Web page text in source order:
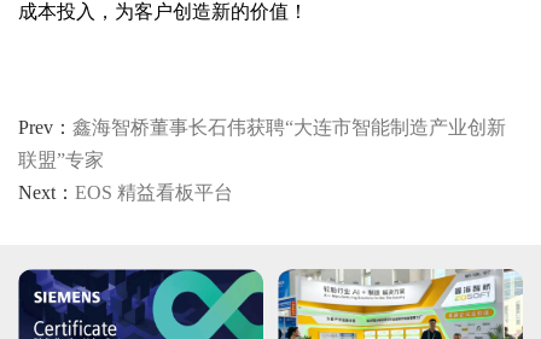
成本投入，为客户创造新的价值！
Prev： 鑫海智桥董事长石伟获聘“大连市智能制造产业创新
联盟”专家
Next： EOS 精益看板平台